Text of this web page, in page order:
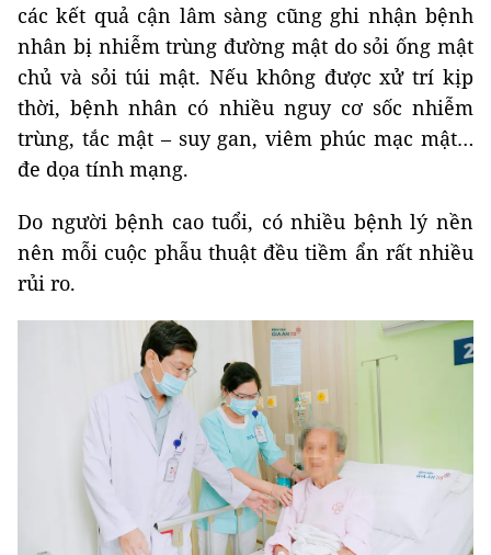
các kết quả cận lâm sàng cũng ghi nhận bệnh
nhân bị nhiễm trùng đường mật do sỏi ống mật
chủ và sỏi túi mật. Nếu không được xử trí kịp
thời, bệnh nhân có nhiều nguy cơ sốc nhiễm
trùng, tắc mật – suy gan, viêm phúc mạc mật…
đe dọa tính mạng.
Do người bệnh cao tuổi, có nhiều bệnh lý nền
nên mỗi cuộc phẫu thuật đều tiềm ẩn rất nhiều
rủi ro.